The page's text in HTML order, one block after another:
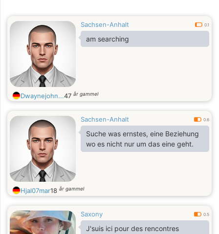
Sachsen-Anhalt 0.1
am searching
Dwaynejohn...47 år gammel
Sachsen-Anhalt 0.6
Suche was ernstes, eine Beziehung
wo es nicht nur um das eine geht.
Hjal07mar18 år gammel
Saxony 0.5
J'suis ici pour des rencontres